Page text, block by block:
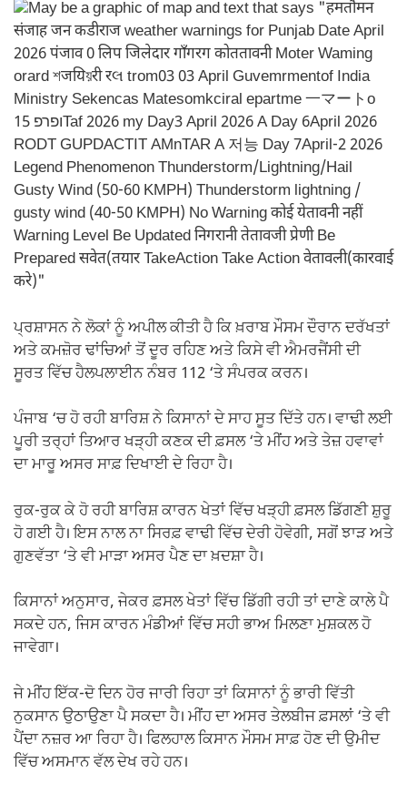
ਪ੍ਰਸ਼ਾਸਨ ਨੇ ਲੋਕਾਂ ਨੂੰ ਅਪੀਲ ਕੀਤੀ ਹੈ ਕਿ ਖ਼ਰਾਬ ਮੌਸਮ ਦੌਰਾਨ ਦਰੱਖਤਾਂ
ਅਤੇ ਕਮਜ਼ੋਰ ਢਾਂਚਿਆਂ ਤੋਂ ਦੂਰ ਰਹਿਣ ਅਤੇ ਕਿਸੇ ਵੀ ਐਮਰਜੈਂਸੀ ਦੀ
ਸੂਰਤ ਵਿੱਚ ਹੈਲਪਲਾਈਨ ਨੰਬਰ 112 ‘ਤੇ ਸੰਪਰਕ ਕਰਨ।
ਪੰਜਾਬ ‘ਚ ਹੋ ਰਹੀ ਬਾਰਿਸ਼ ਨੇ ਕਿਸਾਨਾਂ ਦੇ ਸਾਹ ਸੂਤ ਦਿੱਤੇ ਹਨ। ਵਾਢੀ ਲਈ
ਪੂਰੀ ਤਰ੍ਹਾਂ ਤਿਆਰ ਖੜ੍ਹੀ ਕਣਕ ਦੀ ਫ਼ਸਲ ‘ਤੇ ਮੀਂਹ ਅਤੇ ਤੇਜ਼ ਹਵਾਵਾਂ
ਦਾ ਮਾਰੂ ਅਸਰ ਸਾਫ਼ ਦਿਖਾਈ ਦੇ ਰਿਹਾ ਹੈ।
ਰੁਕ-ਰੁਕ ਕੇ ਹੋ ਰਹੀ ਬਾਰਿਸ਼ ਕਾਰਨ ਖੇਤਾਂ ਵਿੱਚ ਖੜ੍ਹੀ ਫ਼ਸਲ ਡਿੱਗਣੀ ਸ਼ੁਰੂ
ਹੋ ਗਈ ਹੈ। ਇਸ ਨਾਲ ਨਾ ਸਿਰਫ਼ ਵਾਢੀ ਵਿੱਚ ਦੇਰੀ ਹੋਵੇਗੀ, ਸਗੋਂ ਝਾੜ ਅਤੇ
ਗੁਣਵੱਤਾ ‘ਤੇ ਵੀ ਮਾੜਾ ਅਸਰ ਪੈਣ ਦਾ ਖ਼ਦਸ਼ਾ ਹੈ।
ਕਿਸਾਨਾਂ ਅਨੁਸਾਰ, ਜੇਕਰ ਫ਼ਸਲ ਖੇਤਾਂ ਵਿੱਚ ਡਿੱਗੀ ਰਹੀ ਤਾਂ ਦਾਣੇ ਕਾਲੇ ਪੈ
ਸਕਦੇ ਹਨ, ਜਿਸ ਕਾਰਨ ਮੰਡੀਆਂ ਵਿੱਚ ਸਹੀ ਭਾਅ ਮਿਲਣਾ ਮੁਸ਼ਕਲ ਹੋ
ਜਾਵੇਗਾ।
ਜੇ ਮੀਂਹ ਇੱਕ-ਦੋ ਦਿਨ ਹੋਰ ਜਾਰੀ ਰਿਹਾ ਤਾਂ ਕਿਸਾਨਾਂ ਨੂੰ ਭਾਰੀ ਵਿੱਤੀ
ਨੁਕਸਾਨ ਉਠਾਉਣਾ ਪੈ ਸਕਦਾ ਹੈ। ਮੀਂਹ ਦਾ ਅਸਰ ਤੇਲਬੀਜ ਫ਼ਸਲਾਂ ‘ਤੇ ਵੀ
ਪੈਂਦਾ ਨਜ਼ਰ ਆ ਰਿਹਾ ਹੈ। ਫਿਲਹਾਲ ਕਿਸਾਨ ਮੌਸਮ ਸਾਫ਼ ਹੋਣ ਦੀ ਉਮੀਦ
ਵਿੱਚ ਅਸਮਾਨ ਵੱਲ ਦੇਖ ਰਹੇ ਹਨ।